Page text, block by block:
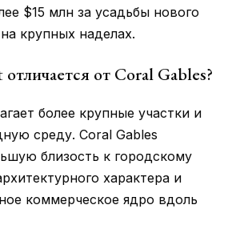
$15 млн за усадьбы нового
крупных наделах.
от Coral Gables?
более крупные участки и
среду. Coral Gables
близость к городскому
характера и
коммерческое ядро вдоль